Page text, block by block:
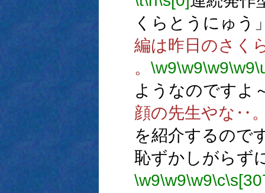
くらとうにゅう
編は昨日のさく
。 \w9\w9\w9\w9
ようなのですよ
顔の先生やな‥
を紹介するので
恥ずかしがらず
\w9\w9\w9\c